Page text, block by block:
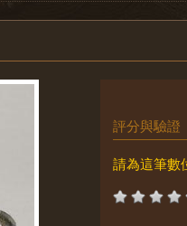
評分與驗證
請為這筆數